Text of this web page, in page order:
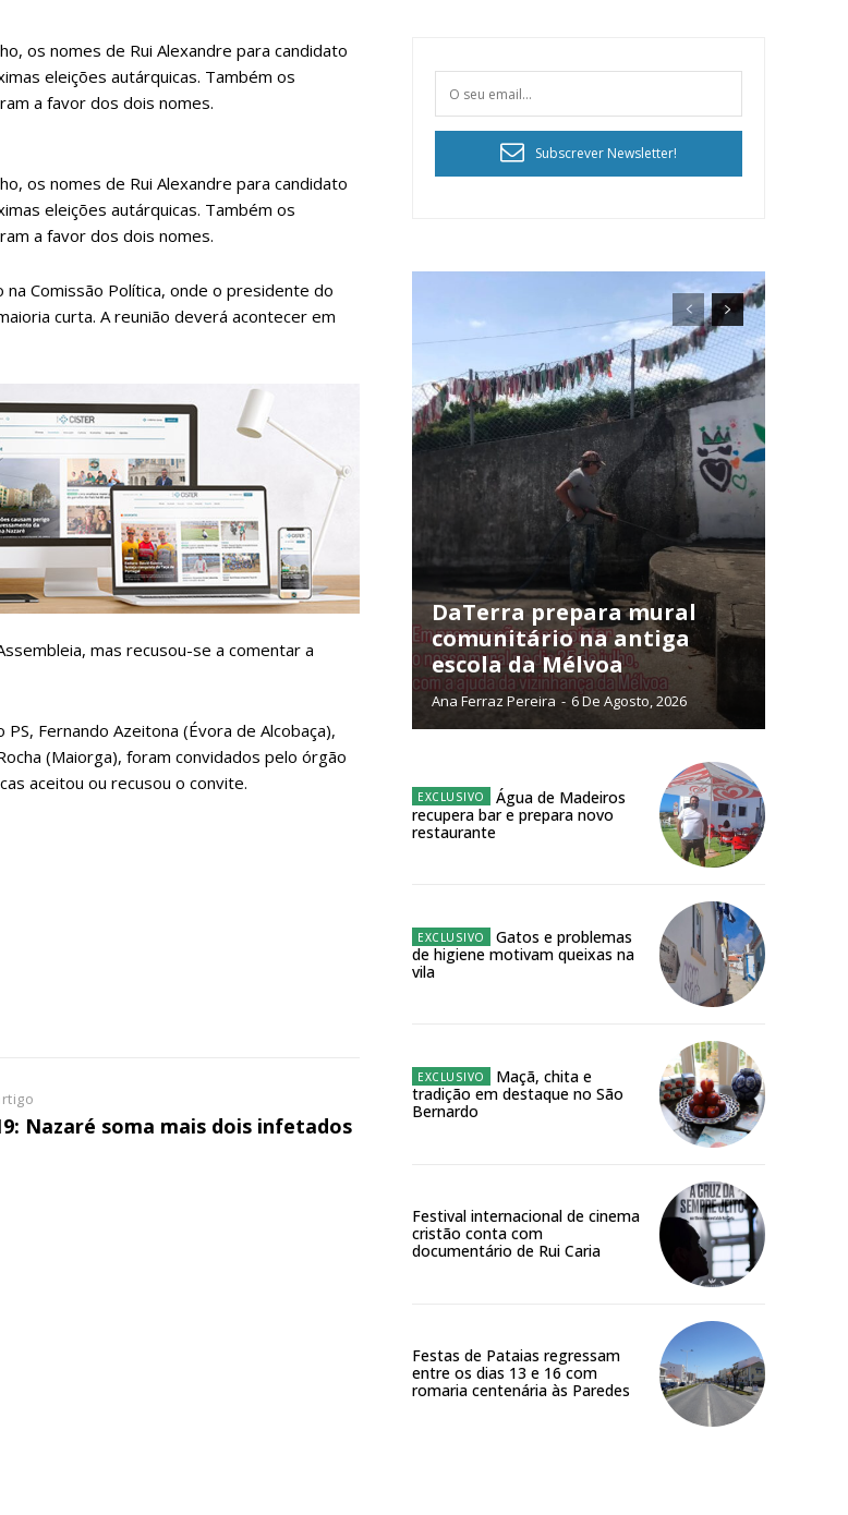
de Cister e ajude-nos a manter este serviço público!
acesso a todos os conteúdos exclusivos e versões digitais.
Escolha o plano de assinatura desejado:
ASSINATURA
DIGITAL ANUAL
Acesso ao conteúdo online
Acesso aos conteúdos Exclusivos para
os nomes de Rui Alexandre para candidato
eleições autárquicas. Também os
a favor dos dois nomes.
os nomes de Rui Alexandre para candidato
eleições autárquicas. Também os
a favor dos dois nomes.
Comissão Política, onde o presidente do
curta. A reunião deverá acontecer em
mas recusou-se a comentar a
Fernando Azeitona (Évora de Alcobaça),
(Maiorga), foram convidados pelo órgão
aceitou ou recusou o convite.
Nazaré soma mais dois infetados
Subscrever Newsletter!
DaTerra prepara mural
comunitário na antiga
escola da Mélvoa
Ana Ferraz Pereira - 6 De Agosto, 2026
Água de Madeiros
recupera bar e prepara novo
restaurante
Gatos e problemas
de higiene motivam queixas na
vila
Maçã, chita e
tradição em destaque no São
Bernardo
Festival internacional de cinema
cristão conta com
documentário de Rui Caria
Festas de Pataias regressam
entre os dias 13 e 16 com
romaria centenária às Paredes